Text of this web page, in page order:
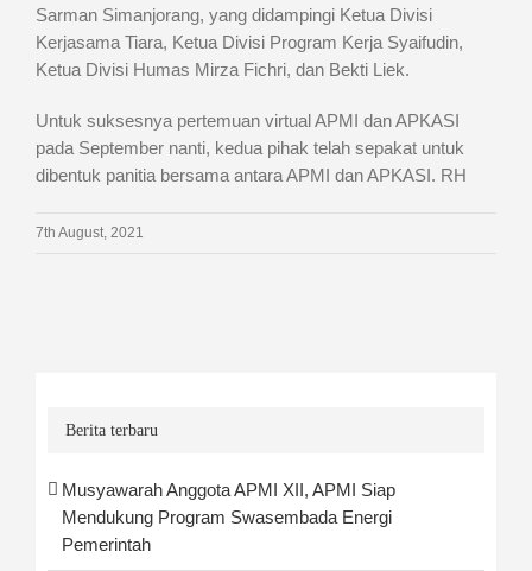
Sarman Simanjorang, yang didampingi Ketua Divisi
Kerjasama Tiara, Ketua Divisi Program Kerja Syaifudin,
Ketua Divisi Humas Mirza Fichri, dan Bekti Liek.
Untuk suksesnya pertemuan virtual APMI dan APKASI
pada September nanti, kedua pihak telah sepakat untuk
dibentuk panitia bersama antara APMI dan APKASI. RH
7th August, 2021
Berita terbaru
Musyawarah Anggota APMI XII, APMI Siap
Mendukung Program Swasembada Energi
Pemerintah